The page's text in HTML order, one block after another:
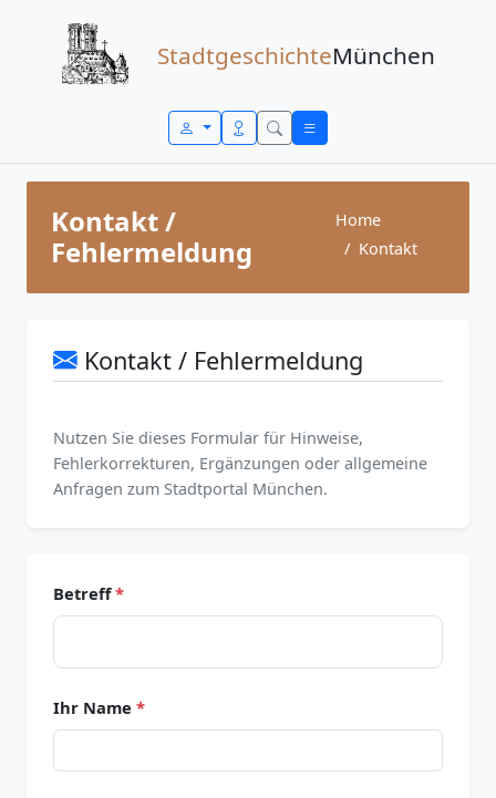
StadtgeschichteMünchen
Kontakt /
Fehlermeldung
Home
Kontakt
Kontakt / Fehlermeldung
Nutzen Sie dieses Formular für Hinweise,
Fehlerkorrekturen, Ergänzungen oder allgemeine
Anfragen zum Stadtportal München.
Betreff*
Ihr Name *